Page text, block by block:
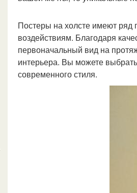
Постеры на холсте имеют
воздействиям. Благодаря
первоначальный вид на
интерьера. Вы можете
современного стиля.